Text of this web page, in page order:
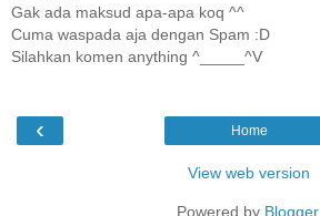
Gak ada maksud apa-apa koq ^^
Cuma waspada aja dengan Spam :D
Silahkan komen anything ^_____^V
‹ Home
View web version
Powered by Blogger.